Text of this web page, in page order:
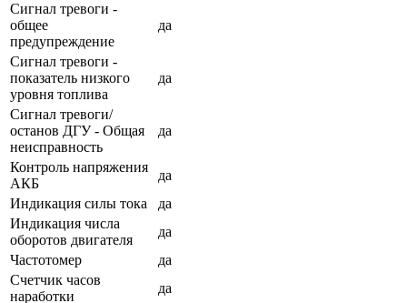
Сигнал тревоги -
общее
предупреждение
да
Сигнал тревоги -
показатель низкого
уровня топлива
да
Сигнал тревоги/
останов ДГУ - Общая
неисправность
да
Контроль напряжения
АКБ
да
Индикация силы тока
да
Индикация числа
оборотов двигателя
да
Частотомер
да
Счетчик часов
наработки
да